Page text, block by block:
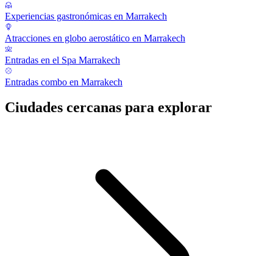
Experiencias gastronómicas en Marrakech
Atracciones en globo aerostático en Marrakech
Entradas en el Spa Marrakech
Entradas combo en Marrakech
Ciudades cercanas para explorar